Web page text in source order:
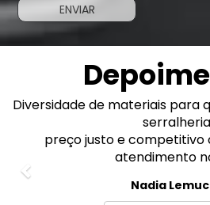
Diversidade de materiais para
preço justo e competitivo
atendimento
Nadia
Previous